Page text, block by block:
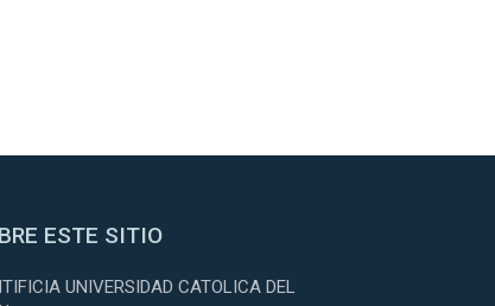
ESTE SITIO
UNIVERSIDAD CATOLICA DEL